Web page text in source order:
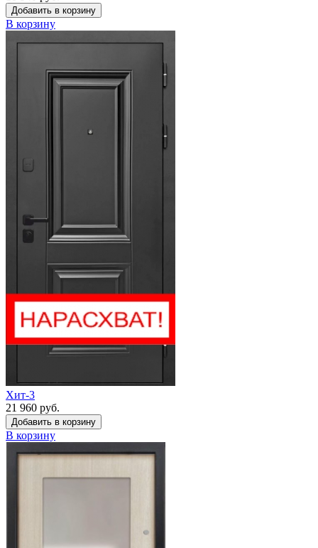
Добавить в корзину
В корзину
Хит-3
21 960 руб.
Добавить в корзину
В корзину